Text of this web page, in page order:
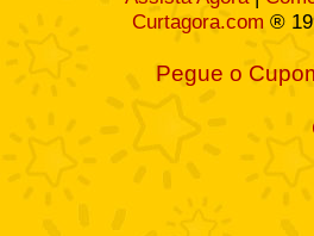
Curtagora.com ®
Pegue o